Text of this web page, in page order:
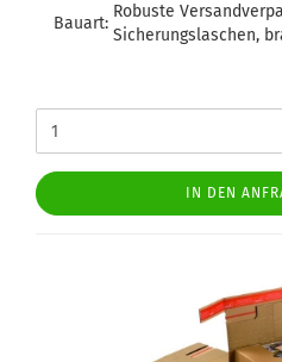
Bauart:
Robuste
Sicherungslaschen,
IN DEN